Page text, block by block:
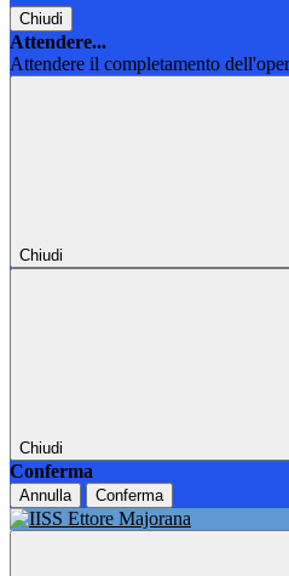
Chiudi
Attendere...
Attendere il completamento
Chiudi
Chiudi
Conferma
Annulla Conferma